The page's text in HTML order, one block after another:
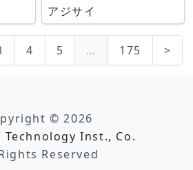
アジサイ
4 5 … 175 >
© 2026
Technology Inst., Co.
Reserved